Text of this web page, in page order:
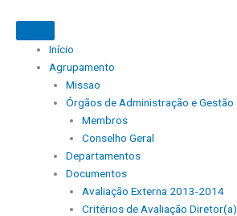
content
Início
Agrupamento
Missao
Órgãos de Administração e Gestão
Membros
Conselho Geral
Departamentos
Documentos
Avaliação Externa 2013-2014
Critérios de Avaliação Diretor(a)